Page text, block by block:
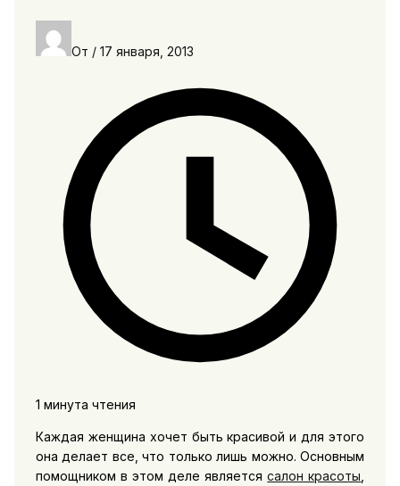
От / 17 января, 2013
1 минута чтения
Каждая женщина хочет быть красивой и для этого
она делает все, что только лишь можно. Основным
помощником в этом деле являетсясалон красоты